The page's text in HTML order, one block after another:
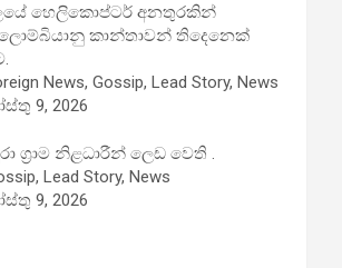
හෙලිකොප්ටර් අනතුරකින්
කාන්තාවන් තිදෙනෙක්
News, Gossip, Lead Story, News
9, 2026
ග්‍රාම නිළධාරීන් ලෙඩ වෙති .
Lead Story, News
9, 2026